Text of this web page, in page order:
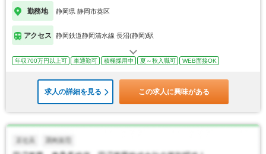
勤務地 静岡県 静岡市葵区
アクセス 静岡鉄道静岡清水線 長沼(静岡)駅
年収700万円以上可 車通勤可 積極採用中 夏～秋入職可 WEB面接OK
求人の詳細を見る この求人に興味がある